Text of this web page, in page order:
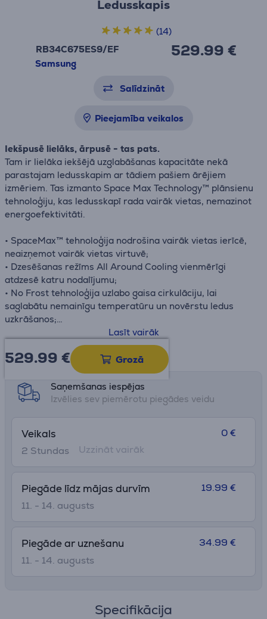
Ledusskapis
RB34C675ES9/EF
Samsung
529.99 €
(14)
Salīdzināt
Pieejamība veikalos
Iekšpusē lielāks, ārpusē - tas pats.
Tam ir lielāka iekšējā uzglabāšanas kapacitāte nekā
parastajam ledusskapim ar tādiem pašiem ārējiem
izmēriem. Tas izmanto Space Max Technology™ plānsienu
tehnoloģiju, kas ledusskapī rada vairāk vietas, nemazinot
energoefektivitāti.
• SpaceMax™ tehnoloģija nodrošina vairāk vietas ierīcē,
neaizņemot vairāk vietas virtuvē;
• Dzesēšanas režīms All Around Cooling vienmērīgi
atdzesē katru nodalījumu;
• No Frost tehnoloģija uzlabo gaisa cirkulāciju, lai
saglabātu nemainīgu temperatūru un novērstu ledus
uzkrāšanos;
• Optimal Fresh+ atvilktne: to var izmantot kā vienu
atvilktni vai sadalīt divās zonās ar dažādu temperatūru;
• Humidity Fresh+ rada ideālu vidi dažādu augļu un
dārzeņu uzglabāšanai;
• Power Cool tehnoloģija nodrošina, ka ledusskapī
intensīvi cirkulē aukstais gaiss;
• Clean Back - pilnīgi gluds drošības vāks, kas aizsargā
svarīgākos tinumus un vadus.
Lasīt vairāk
529.99 € Grozā
Datu lapa
Saņemšanas iespējas
Izvēlies sev piemērotu piegādes veidu
Veikals
2 Stundas
0 €
Uzzināt vairāk
Piegāde līdz mājas durvīm
11. - 14. augusts
19.99 €
Piegāde ar uznešanu
11. - 14. augusts
34.99 €
Specifikācija